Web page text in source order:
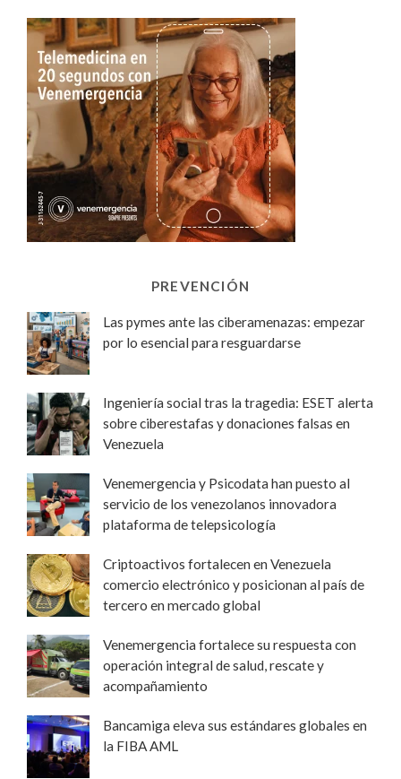
PREVENCIÓN
Las pymes ante las ciberamenazas: empezar
por lo esencial para resguardarse
Ingeniería social tras la tragedia: ESET alerta
sobre ciberestafas y donaciones falsas en
Venezuela
Venemergencia y Psicodata han puesto al
servicio de los venezolanos innovadora
plataforma de telepsicología
Criptoactivos fortalecen en Venezuela
comercio electrónico y posicionan al país de
tercero en mercado global
Venemergencia fortalece su respuesta con
operación integral de salud, rescate y
acompañamiento
Bancamiga eleva sus estándares globales en
la FIBA AML